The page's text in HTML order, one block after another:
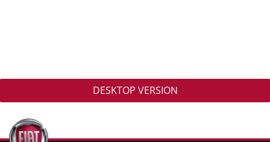
DESKTOP VERSION